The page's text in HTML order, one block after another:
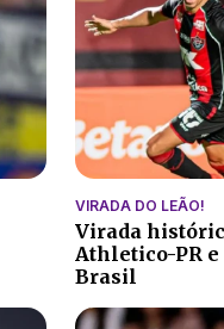
VIRADA DO LEÃO!
Virada
Athletico-PR e
Brasil